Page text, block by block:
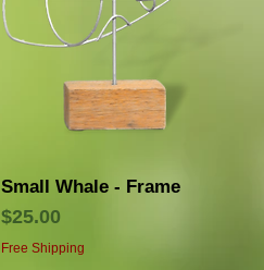
クイックビュー
Small Whale - Frame
価格
$25.00
Free Shipping